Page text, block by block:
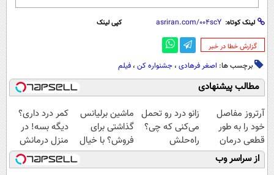
لینک کوتاه: کپی لینک
‌گزارش خطا در خبر
برچسب ها: اصغر فرهادی ، جشنواره کن ، فیلم
مطالب پیشنهادی
آرتروز مفاصل
خود را به طور
قطعی درمان
کنید!
◗پرسش‌نامه◖
زانو درد رو تحمل
می‌کنی که چی؟
راه‌حلش
همین‌جاست!
ماشین برلیانس
گذاشتی برای
فروش؟ با خیال
راحت بفروش
کمر درد داری؟
دیگه بسه! در
منزل درمانش
کن
(◀پرسش‌نامه)
از سراسر وب